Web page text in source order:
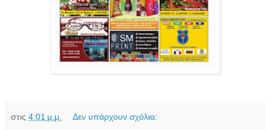
στις 4:01 μ.μ. Δεν υπάρχουν σχόλια: